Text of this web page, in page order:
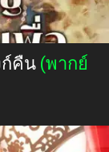
คืน (พากย์